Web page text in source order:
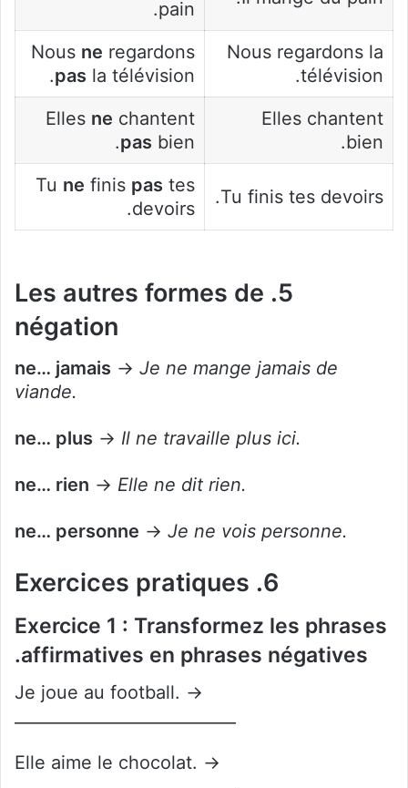
pain.
Nous regardons la
télévision.
Nous ne regardons
pas la télévision.
Elles chantent
bien.
Elles ne chantent
pas bien.
Tu finis tes devoirs.
Tu ne finis pas tes
devoirs.
5. Les autres formes de
négation
ne… jamais → Je ne mange jamais de
viande.
ne… plus → Il ne travaille plus ici.
ne… rien → Elle ne dit rien.
ne… personne → Je ne vois personne.
6. Exercices pratiques
Exercice 1 : Transformez les phrases
affirmatives en phrases négatives.
Je joue au football. →
Elle aime le chocolat. →